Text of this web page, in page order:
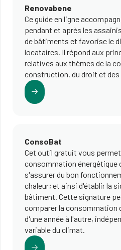
Renovabene
Ce guide en ligne
pendant et après les
de bâtiments et favorise le
locataires. Il répond aux
relatives aux thèmes de la
construction, du droit et
ConsoBat​
Cet outil gratuit vous
consommation énergétique
s'assurer du bon
chaleur; et ainsi d'établir la
bâtiment. Cette signature
comparer la consommation
d'une année à l'autre,
variable du climat.